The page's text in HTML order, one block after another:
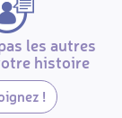
les autres
histoire
!